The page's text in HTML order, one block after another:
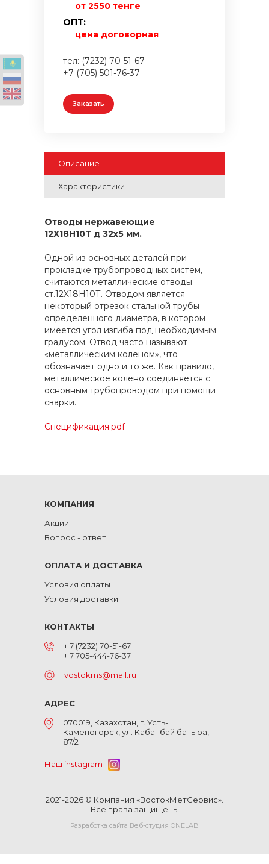
от 2550 тенге
ОПТ:
цена договорная
тел: (7232) 70-51-67
+7 (705) 501-76-37
Заказать
Описание
Характеристики
Отводы нержавеющие
12Х18Н10Т д 32x5 мм.
Одной из основных деталей при
прокладке трубопроводных систем,
считаются металлические отводы
ст.12Х18Н10Т. Отводом является
некоторый отрезок стальной трубы
определённого диаметра, в котором
имеется угол изгиба под необходимым
градусом. Отвод часто называют
«металлическим коленом», что
обозначает одно и то же. Как правило,
металлическое колено соединяется с
основным трубопроводом при помощи
сварки.
Спецификация.pdf
КОМПАНИЯ
Акции
Вопрос - ответ
ОПЛАТА И ДОСТАВКА
Условия оплаты
Условия доставки
КОНТАКТЫ
+ 7 (7232) 70-51-67
+ 7 705-444-76-37
vostokms@mail.ru
АДРЕС
070019, Казахстан, г. Усть-
Каменогорск, ул. Кабанбай батыра,
87/2
Наш instagram
2021-2026 © Компания «ВостокМетСервис».
Все права защищены
Разработка сайта Веб-студия ONELAB